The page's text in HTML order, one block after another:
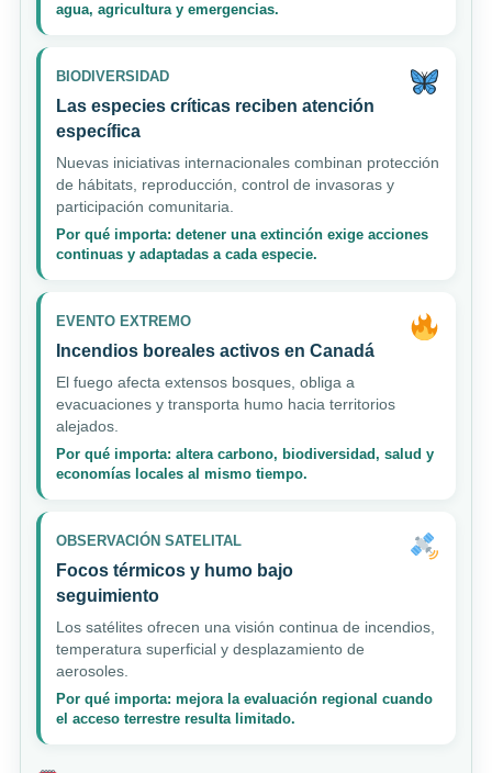
agua, agricultura y emergencias.
BIODIVERSIDAD
Las especies críticas reciben atención
específica
Nuevas iniciativas internacionales combinan protección
de hábitats, reproducción, control de invasoras y
participación comunitaria.
Por qué importa: detener una extinción exige acciones
continuas y adaptadas a cada especie.
EVENTO EXTREMO
Incendios boreales activos en Canadá
El fuego afecta extensos bosques, obliga a
evacuaciones y transporta humo hacia territorios
alejados.
Por qué importa: altera carbono, biodiversidad, salud y
economías locales al mismo tiempo.
OBSERVACIÓN SATELITAL
Focos térmicos y humo bajo
seguimiento
Los satélites ofrecen una visión continua de incendios,
temperatura superficial y desplazamiento de
aerosoles.
Por qué importa: mejora la evaluación regional cuando
el acceso terrestre resulta limitado.